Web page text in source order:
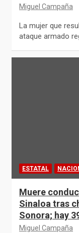
Miguel Campaña
La mujer que
ataque armado
ESTATAL
Muere
Sinaloa tras
Sonora; hay
Miguel Campaña